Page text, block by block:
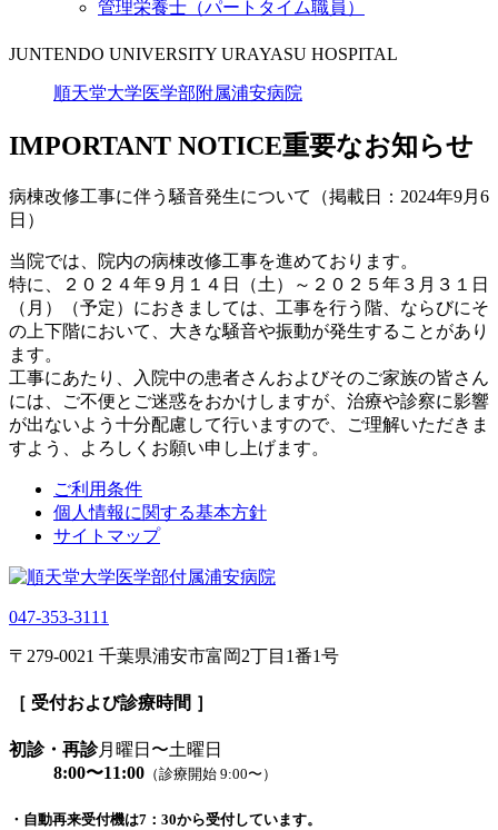
管理栄養士（パートタイム職員）
JUNTENDO UNIVERSITY URAYASU HOSPITAL
順天堂大学医学部附属浦安病院
IMPORTANT NOTICE重要なお知らせ
病棟改修工事に伴う騒音発生について（掲載日：2024年9月6
日）
当院では、院内の病棟改修工事を進めております。
特に、２０２４年９月１４日（土）～２０２５年３月３１日
（月）（予定）におきましては、工事を行う階、ならびにそ
の上下階において、大きな騒音や振動が発生することがあり
ます。
工事にあたり、入院中の患者さんおよびそのご家族の皆さん
には、ご不便とご迷惑をおかけしますが、治療や診察に影響
が出ないよう十分配慮して行いますので、ご理解いただきま
すよう、よろしくお願い申し上げます。
ご利用条件
個人情報に関する基本方針
サイトマップ
047-353-3111
〒279-0021 千葉県浦安市富岡2丁目1番1号
［ 受付および診療時間 ］
初診・再診月曜日〜土曜日
8:00〜11:00 （診療開始 9:00〜）
・自動再来受付機は7：30から受付しています。